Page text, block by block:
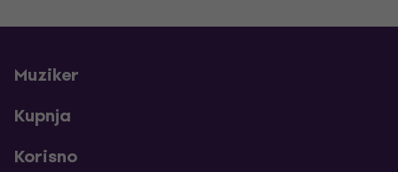
Muziker
Kupnja
Korisno